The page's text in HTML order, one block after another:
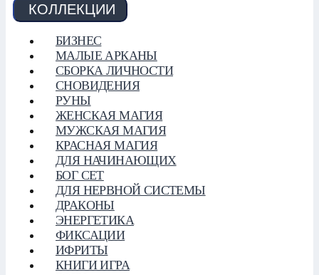
КОЛЛЕКЦИИ
БИЗНЕС
МАЛЫЕ АРКАНЫ
СБОРКА ЛИЧНОСТИ
СНОВИДЕНИЯ
РУНЫ
ЖЕНСКАЯ МАГИЯ
МУЖСКАЯ МАГИЯ
КРАСНАЯ МАГИЯ
ДЛЯ НАЧИНАЮЩИХ
БОГ СЕТ
ДЛЯ НЕРВНОЙ СИСТЕМЫ
ДРАКОНЫ
ЭНЕРГЕТИКА
ФИКСАЦИИ
ИФРИТЫ
КНИГИ ИГРА